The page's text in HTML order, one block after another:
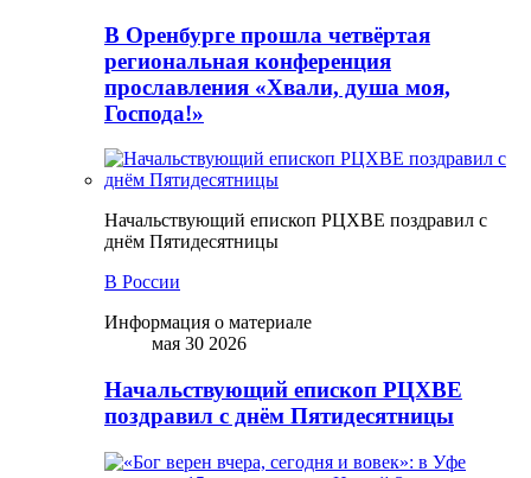
В Оренбурге прошла четвёртая
региональная конференция
прославления «Хвали, душа моя,
Господа!»
Начальствующий епископ РЦХВЕ поздравил с
днём Пятидесятницы
В России
Информация о материале
мая 30 2026
Начальствующий епископ РЦХВЕ
поздравил с днём Пятидесятницы